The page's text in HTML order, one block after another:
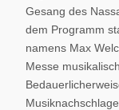
Gesang des
dem Programm
namens Max
Messe